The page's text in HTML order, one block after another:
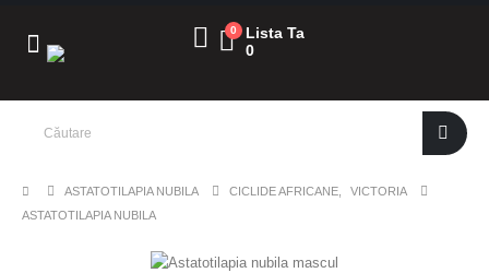
0
Lista Ta
0
ASTATOTILAPIA NUBILA CICLIDE AFRICANE
VICTORIA
ASTATOTILAPIA NUBILA